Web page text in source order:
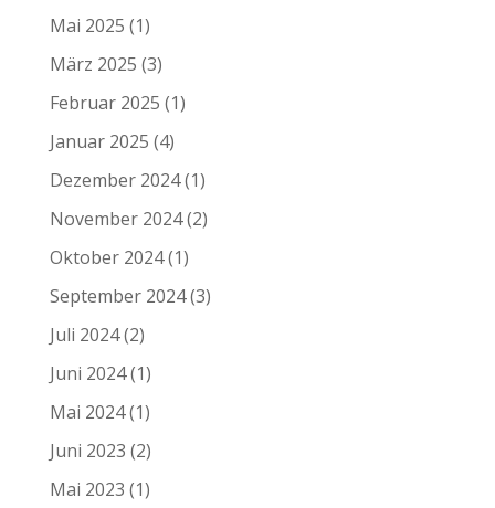
Mai 2025 (1)
März 2025 (3)
Februar 2025 (1)
Januar 2025 (4)
Dezember 2024(1)
November 2024(2)
Oktober 2024(1)
September 2024(3)
Juli 2024(2)
Juni 2024(1)
Mai 2024(1)
Juni 2023 (2)
Mai 2023 (1)